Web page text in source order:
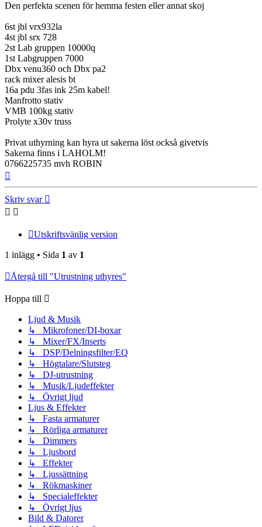
Den perfekta scenen för hemma festen eller annat skoj
6st jbl vrx932la
4st jbl srx 728
2st Lab gruppen 10000q
1st Labgruppen 7000
Dbx venu360 och Dbx pa2
rack mixer alesis bt
16a pdu 3fas ink 25m kabel!
Manfrotto stativ
VMB 100kg stativ
Prolyte x30v truss
Privat uthyrning kan hyra ut sakerna löst också givetvis
Sakerna finns i LAHOLM!
0766225735 mvh ROBIN
Skriv svar
Utskriftsvänlig version
1 inlägg • Sida 1 av 1
Återgå till "Utrustning uthyres"
Hoppa till
Ljud & Musik
↳ Mikrofoner/DI-boxar
↳ Mixer/FX/Inserts
↳ DSP/Delningsfilter/EQ
↳ Högtalare/Slutsteg
↳ DJ-utrustning
↳ Musik/Ljudeffekter
↳ Övrigt ljud
Ljus & Effekter
↳ Fasta armaturer
↳ Rörliga armaturer
↳ Dimmers
↳ Ljusbord
↳ Effekter
↳ Ljussättning
↳ Rökmaskiner
↳ Specialeffekter
↳ Övrigt ljus
Bild & Datorer